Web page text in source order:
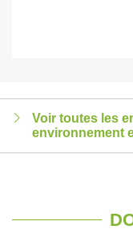
Voir toutes les
environnement